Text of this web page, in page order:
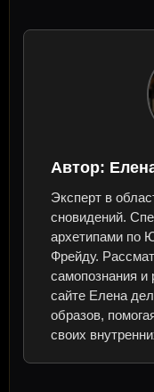
Автор:
Эксперт в
сновидений.
архетипами по
Фрейду.
самопознания
сайте Елена
образов,
своих